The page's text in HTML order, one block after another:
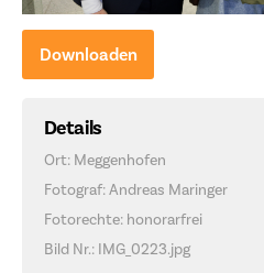
Downloaden
Details
Ort: Meggenhofen
Fotograf: Andreas Maringer
Fotorechte: honorarfrei
Bild Nr.: IMG_0223.jpg